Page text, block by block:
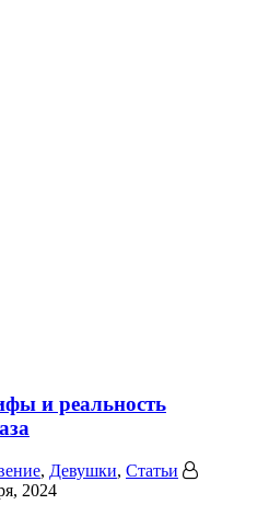
и реальность
, Девушки, Статьи
2024